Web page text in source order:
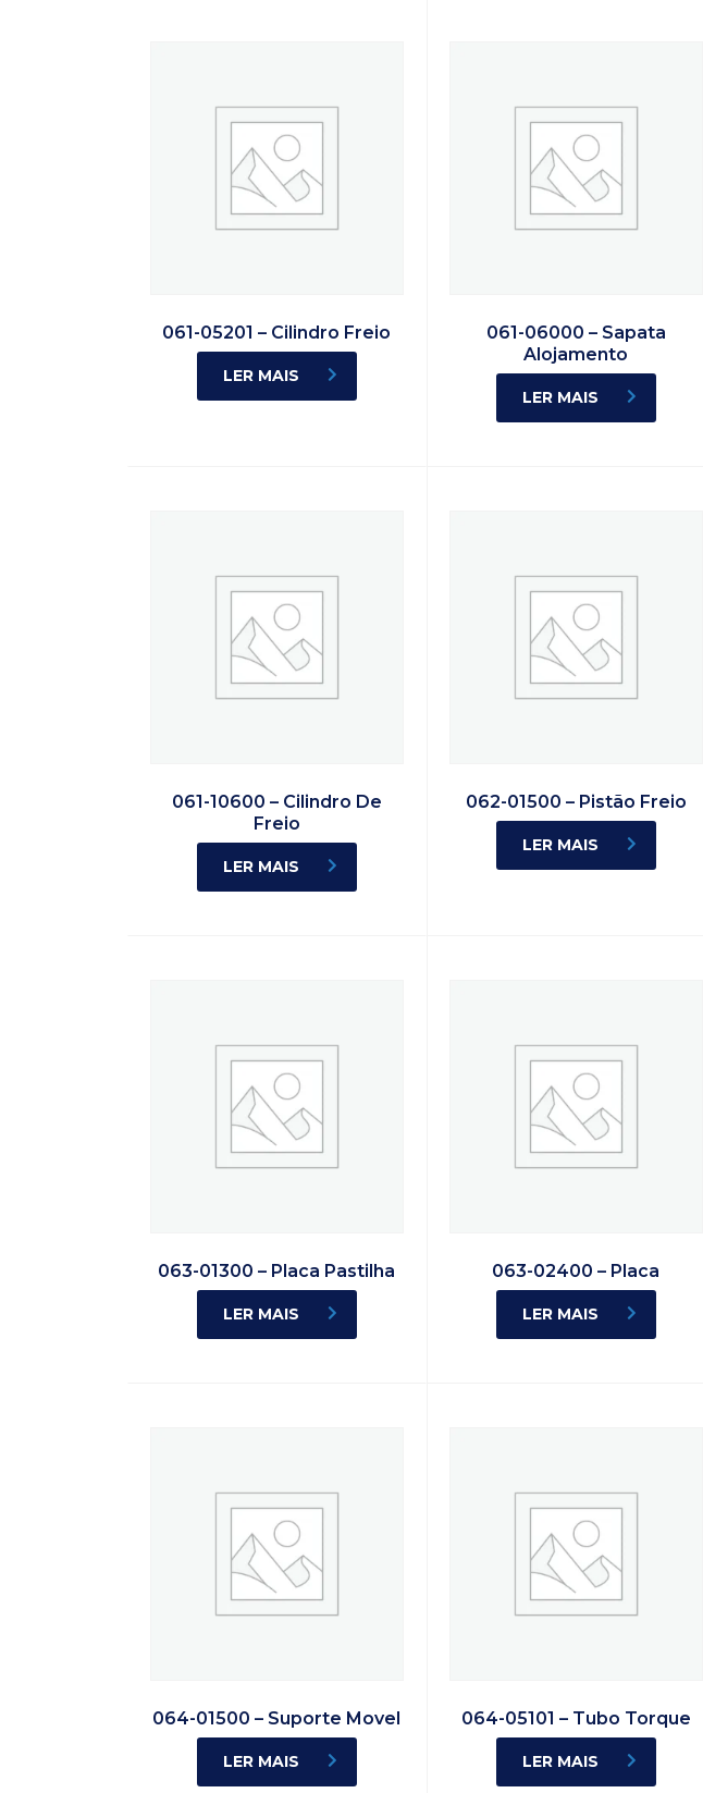
061-05201 – Cilindro Freio
LER MAIS
061-06000 – Sapata
Alojamento
LER MAIS
061-10600 – Cilindro De
Freio
LER MAIS
062-01500 – Pistão Freio
LER MAIS
063-01300 – Placa Pastilha
LER MAIS
063-02400 – Placa
LER MAIS
064-01500 – Suporte Movel
LER MAIS
064-05101 – Tubo Torque
LER MAIS